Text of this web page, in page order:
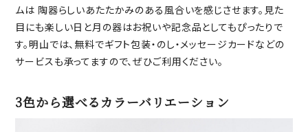
ムは 陶器らしいあたたかみのある風合いを感じさせます。見た
目にも楽しい日と月の器はお祝いや記念品としてもぴったりで
す。明山では、無料でギフト包装・のし・メッセージカードなどの
サービスも承ってますので、ぜひご利用ください。
3色から選べるカラーバリエーション